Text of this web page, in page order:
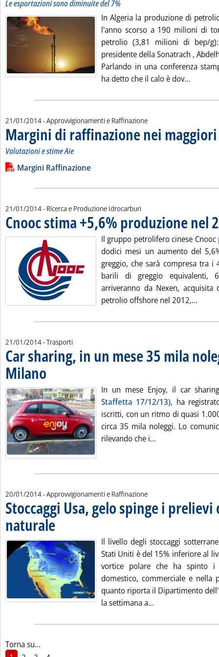
Le esportazioni sono diminuite del 7%
In Algeria la produzione di
l'anno scorso a 190 milioni di
petrolio (3,81 milioni di bep/
presidente della Sonatrach ,
Parlando in una conferenza
ha detto che il calo è dov...
21/01/2014- Approvvigionamenti e Raffinazione
Margini di raffinazione nei
Valutazioni e stime Aie
Leggi tutta la notizia: 'Margini di raffinazione nei maggiori
Lista allegati PDF alla notizia
Margini Raffinazione
21/01/2014- Ricerca e Produzione Idrocarburi
Cnooc stima +5,6% produzione nel
Il gruppo petrolifero cinese
dodici mesi un aumento del
greggio, che sarà compresa tra
barili di greggio equivalenti,
arriveranno da Nexen, acquisita
petrolio offshore nel 2012,...
21/01/2014- Trasporti
Car sharing, in un mese 35 mila
Milano . Pubblicata martedì 21 gennaio 2014 alle 12.29.
In un mese Enjoy, il car
Staffetta 17/12/13), ha
iscritti, con un ritmo di quasi
circa 35 mila noleggi. Lo
rilevando che i...
20/01/2014- Approvvigionamenti e Raffinazione
Stoccaggi Usa, gelo spinge i prelievi
naturale. Pubblicata lunedì 20 gennaio 2014 alle 14.38.
Il livello degli stoccaggi
Stati Uniti è del 15% inferiore al
vortice polare che ha spinto i
domestico, commerciale e nella
quanto riporta il Dipartimento
la settimana a...
Torna su...